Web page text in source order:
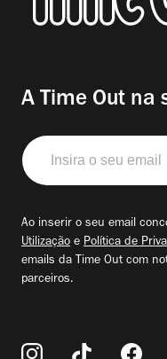
A Time Out na
Insira
o
seu
Ao inserir o seu email
Utilização e Política de
emails da Time Out com
parceiros.